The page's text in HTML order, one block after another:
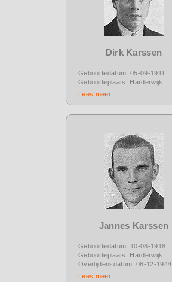
Dirk Karssen
Geboortedatum: 05-09-1911
Geboorteplaats: Harderwijk
Lees meer
Jannes Karssen
Geboortedatum: 10-08-1918
Geboorteplaats: Harderwijk
Overlijdensdatum: 08-12-1944
Lees meer